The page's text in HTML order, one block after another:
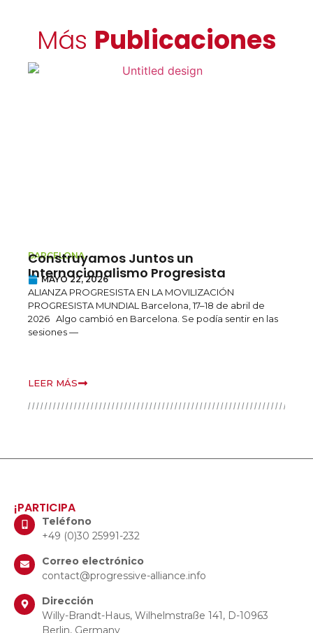
Más Publicaciones
BARCELONA
Construyamos Juntos un
Internacionalismo Progresista
MAYO 22, 2026
ALIANZA PROGRESISTA EN LA MOVILIZACIÓN
PROGRESISTA MUNDIAL Barcelona, 17–18 de abril de
2026 Algo cambió en Barcelona. Se podía sentir en las
sesiones —
LEER MÁS
¡PARTICIPA
Teléfono
+49 (0)30 25991-232
Correo electrónico
contact@progressive-alliance.info
Dirección
Willy-Brandt-Haus, Wilhelmstraße 141, D-10963
Berlin, Germany